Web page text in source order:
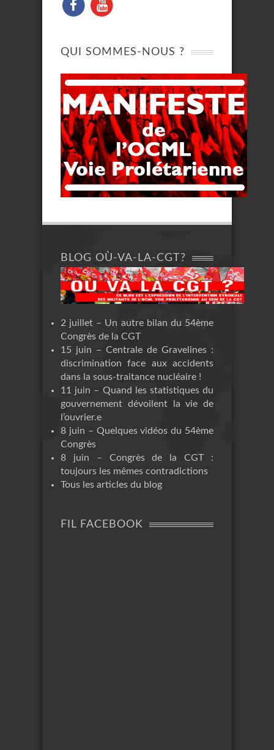
QUI SOMMES-NOUS ?
BLOG OÙ-VA-LA-CGT?
2 juillet – Un autre bilan du 54ème
Congrès de la CGT
15 juin – Centrale de Gravelines :
discrimination face aux accidents
dans la sous-traitance nucléaire !
11 juin – Quand les statistiques du
gouvernement dévoilent la vie de
l’ouvrier.e
8 juin – Quelques vidéos du 54ème
Congrès
8 juin – Congrès de la CGT :
toujours les mêmes contradictions
Tous les articles du blog
FIL FACEBOOK